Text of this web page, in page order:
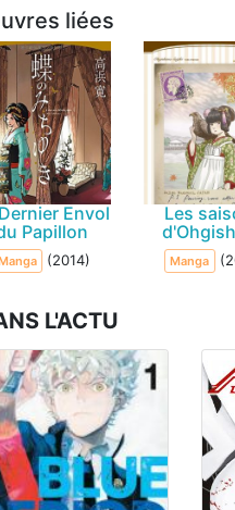
liées
Envol
Papillon
(2014)
Les
Manga
L'ACTU